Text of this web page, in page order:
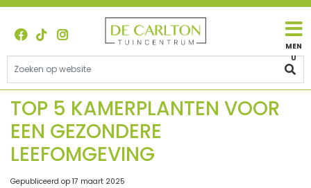
G
TOP 5 KAMERPLANTEN VOOR
EEN GEZONDERE
LEEFOMGEVING
Gepubliceerd op 17 maart 2025